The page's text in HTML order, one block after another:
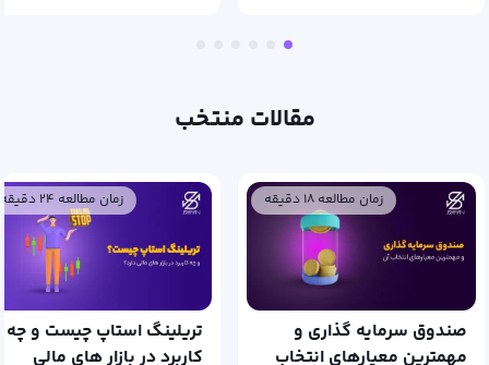
مقالات منتخب
زمان مطالعه ۱۸ دقیقه
صندوق سرمایه گذاری و
مهمترین معیارهای انتخاب
زمان مطالعه ۲۴ دقیقه
تریلینگ استاپ چیست و چه
کاربرد در بازار های مالی